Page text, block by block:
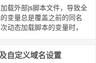
载外部js脚本文件，导致全
变量总是覆盖之前的同名
动态加载脚本的变量时，
自定义域名设置